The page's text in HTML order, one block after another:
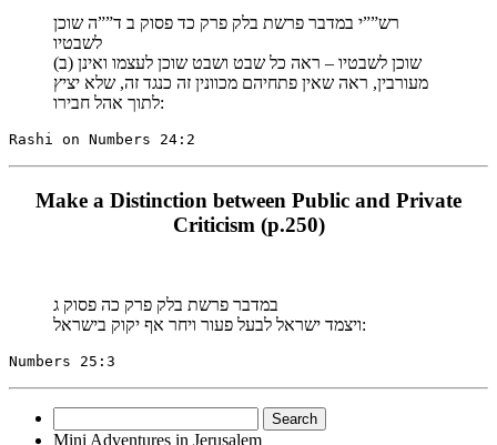
רש””י במדבר פרשת בלק פרק כד פסוק ב ד””ה שוכן
לשבטיו
(ב) שוכן לשבטיו – ראה כל שבט ושבט שוכן לעצמו ואינן
מעורבין, ראה שאין פתחיהם מכוונין זה כנגד זה, שלא יציץ
לתוך אהל חבירו:
Rashi on Numbers 24:2
Make a Distinction between Public and Private
Criticism (p.250)
במדבר פרשת בלק פרק כה פסוק ג
ויצמד ישראל לבעל פעור ויחר אף יקוק בישראל:
Numbers 25:3
for:
Mini Adventures in Jerusalem